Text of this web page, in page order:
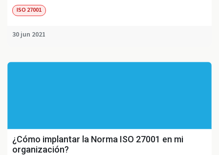
ISO 27001
30 jun 2021
¿Cómo implantar la Norma ISO 27001 en mi
organización?